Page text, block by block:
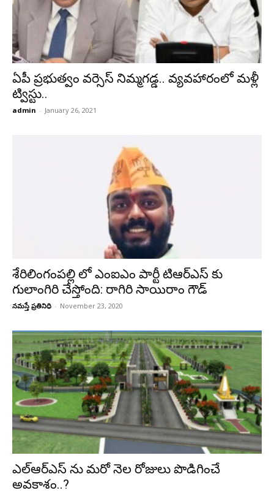
ఏపీ ప్ర‌భుత్వం వ‌ర్సెస్ నిమ్మ‌గ‌డ్డ‌.. వ్య‌వ‌హారంలో మళ్లీ
ట్విస్టు..
admin - January 26, 2021
శేరిలింగంపల్లి లో ఎంఐఎం పార్టీ టిఆర్ఎస్ కు
గులాంగిరి చేస్తోంది: రాగిరి సాయిరాం గౌడ్
నమస్తే ప్రతినిధి - November 23, 2020
ఎల్ఆర్ఎస్ ను మ‌రో నెల రోజులు పొడిగించే
అవ‌కాశం..?